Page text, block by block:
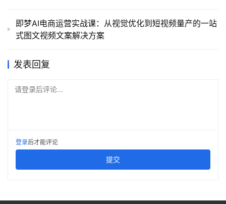
即梦AI电商运营实战课：从视觉优化到短视频量产的一站
式图文视频文案解决方案
发表回复
请登录后评论...
登录后才能评论
提交